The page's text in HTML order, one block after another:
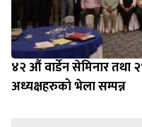
४२ औं वार्डेन सेमिनार तथा
अध्यक्षहरुको भेला सम्पन्न